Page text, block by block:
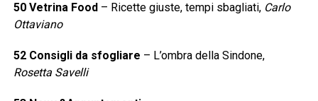
50 Vetrina Food – Ricette giuste, tempi sbagliati, Carlo
Ottaviano
52 Consigli da sfogliare – L’ombra della Sindone,
Rosetta Savelli